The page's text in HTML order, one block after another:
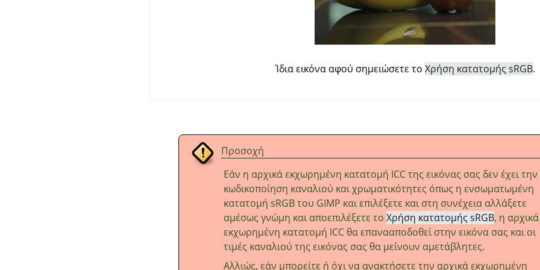
Ίδια εικόνα αφού σημειώσετε το Χρήση κατατομής sRGB.
Προσοχή
Εάν η αρχικά εκχωρημένη κατατομή ICC της εικόνας σας δεν έχει την
κωδικοποίηση καναλιού και χρωματικότητες όπως η ενσωματωμένη
κατατομή sRGB του GIMP και επιλέξετε και στη συνέχεια αλλάξετε
αμέσως γνώμη και αποεπιλέξετε το Χρήση κατατομής sRGB, η αρχικά
εκχωρημένη κατατομή ICC θα επανααποδοθεί στην εικόνα σας και οι
τιμές καναλιού της εικόνας σας θα μείνουν αμετάβλητες.
Αλλιώς, εάν μπορείτε ή όχι να ανακτήσετε την αρχικά εκχωρημένη